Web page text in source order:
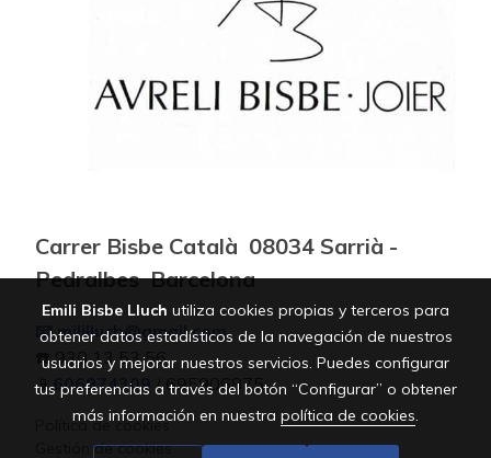
Carrer Bisbe Català 08034 Sarrià -
Pedralbes Barcelona
📧 mililluch@gmail.com
☎️ 930 13 53 56
📱606974309 / 695906875
Política de cookies
Gestión de cookies
Emili Bisbe Lluch utiliza cookies propias y terceros para
obtener datos estadísticos de la navegación de nuestros
usuarios y mejorar nuestros servicios. Puedes configurar
tus preferencias a través del botón “Configurar” o obtener
más información en nuestra política de cookies.